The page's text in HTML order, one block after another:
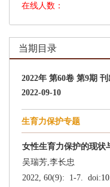
在线人数：